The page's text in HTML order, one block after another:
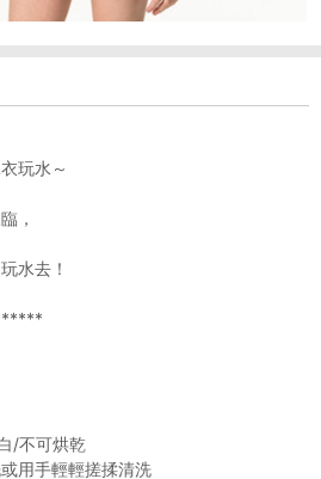
玩水～
，
水去！
/不可烘乾
用手輕輕搓揉清洗